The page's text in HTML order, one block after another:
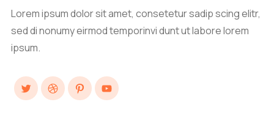
Lorem ipsum dolor sit amet, consetetur sadip scing elitr,
sed di nonumy eirmod temporinvi dunt ut labore lorem
ipsum.
TwitterDribbblePinterestYouTube